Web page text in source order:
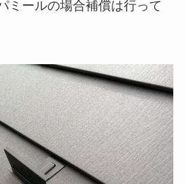
ミールの場合補償は行って